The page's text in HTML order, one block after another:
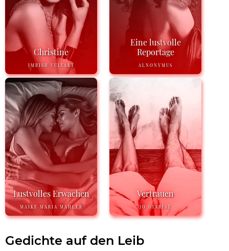
Christine
IMRISH VULVART
Eine lustvolle
Reportage
ALNONYMUS
Lustvolles Erwachen
MAIKE MARIA MAHLER
Vertrauen
JO DIARIST
Gedichte auf den Leib